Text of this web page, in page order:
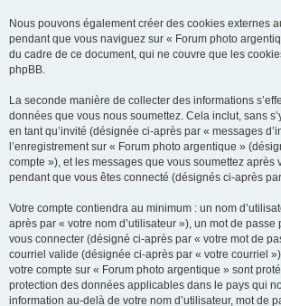
Nous pouvons également créer des cookies externes
pendant que vous naviguez sur « Forum photo
du cadre de ce document, qui ne couvre que les
phpBB.
La seconde manière de collecter des informations
données que vous nous soumettez. Cela inclut, sans
en tant qu’invité (désignée ci-après par « messages
l’enregistrement sur « Forum photo argentique »
compte »), et les messages que vous soumettez après
pendant que vous êtes connecté (désignés ci-après
Votre compte contiendra au minimum : un nom
après par « votre nom d’utilisateur »), un mot de
vous connecter (désigné ci-après par « votre mot de
courriel valide (désignée ci-après par « votre courriel
votre compte sur « Forum photo argentique » sont
protection des données applicables dans le pays qui
information au-delà de votre nom d’utilisateur, mot de